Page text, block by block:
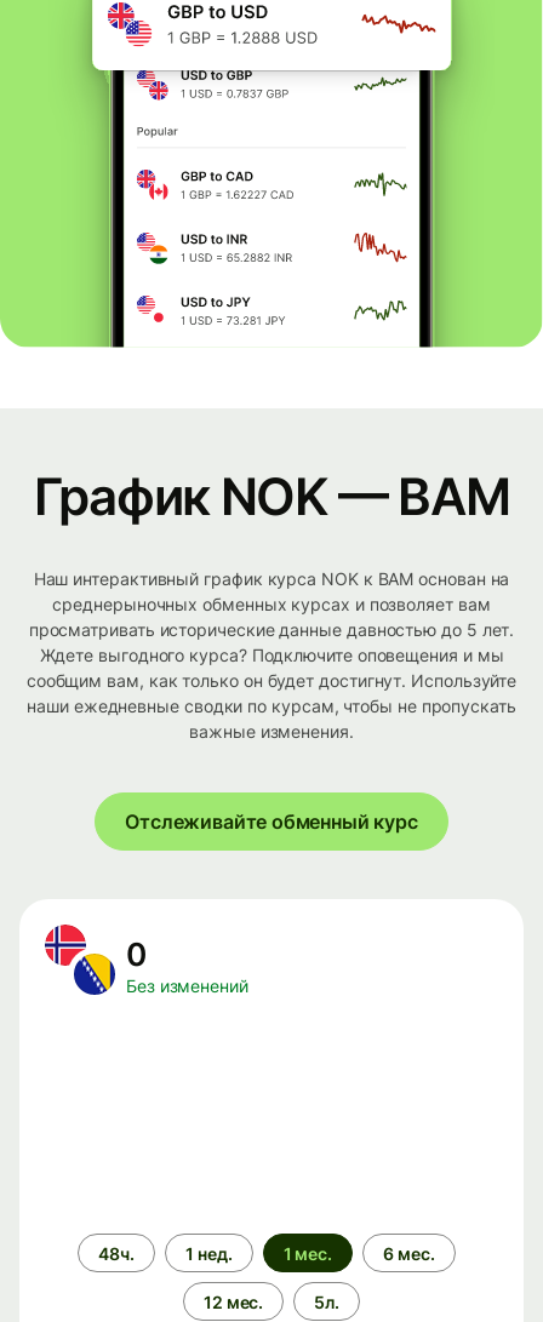
График NOK — BAM
Наш интерактивный график курса NOK к BAM основан на
среднерыночных обменных курсах и позволяет вам
просматривать исторические данные давностью до 5 лет.
Ждете выгодного курса? Подключите оповещения и мы
сообщим вам, как только он будет достигнут. Используйте
наши ежедневные сводки по курсам, чтобы не пропускать
важные изменения.
Отслеживайте обменный курс
0
Без изменений
Период
времени
48ч. 1 нед. 1 мес. 6 мес.
12 мес. 5л.